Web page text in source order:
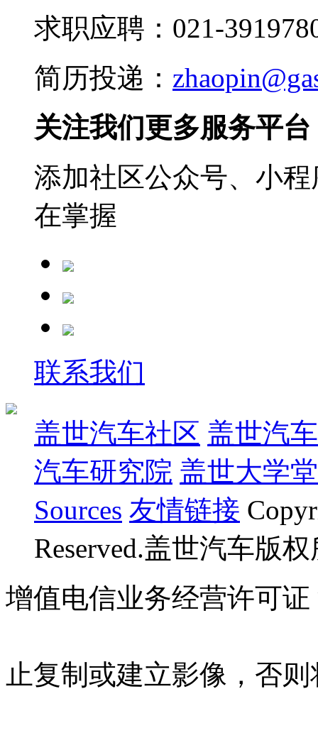
求职应聘：021-
简历投递：
关注我们更多服务平台
添加社区公众号、小
在掌握
联系我们
盖世汽车社区 盖世汽
汽车研究院 盖世大学堂
Sources 友情链接
Reserved.盖世汽车版
增值电信业务经营许可证
止复制或建立影像，否